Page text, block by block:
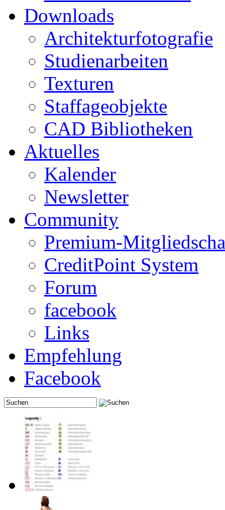
Downloads
Architekturfotografie
Studienarbeiten
Texturen
Staffageobjekte
CAD Bibliotheken
Aktuelles
Kalender
Newsletter
Community
Premium-
CreditPoint System
Forum
facebook
Links
Empfehlung
Facebook